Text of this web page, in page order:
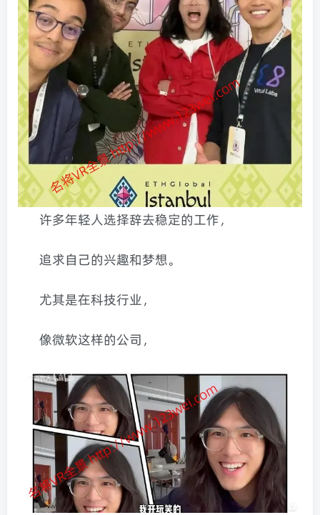
许多年轻人选择辞去稳定的工作，
追求自己的兴趣和梦想。
尤其是在科技行业，
像微软这样的公司，